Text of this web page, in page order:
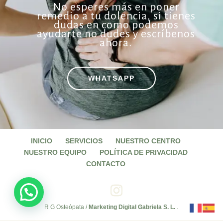
No esperes más en poner
remedio a tu dolencia, si tienes
dudas en como podemos
ayudarte no dudes y escríbenos
ahora.
WHATSAPP
INICIO SERVICIOS
NUESTRO CENTRO
NUESTRO EQUIPO
POLÍTICA DE PRIVACIDAD
CONTACTO
R G Osteópata /Marketing Digital Gabriela S. L.